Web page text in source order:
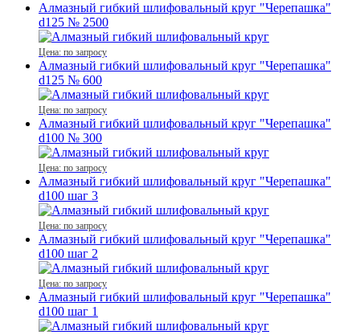
Алмазный гибкий шлифовальный круг "Черепашка"
d125 № 2500
Цена: по запросу
Алмазный гибкий шлифовальный круг "Черепашка"
d125 № 600
Цена: по запросу
Алмазный гибкий шлифовальный круг "Черепашка"
d100 № 300
Цена: по запросу
Алмазный гибкий шлифовальный круг "Черепашка"
d100 шаг 3
Цена: по запросу
Алмазный гибкий шлифовальный круг "Черепашка"
d100 шаг 2
Цена: по запросу
Алмазный гибкий шлифовальный круг "Черепашка"
d100 шаг 1